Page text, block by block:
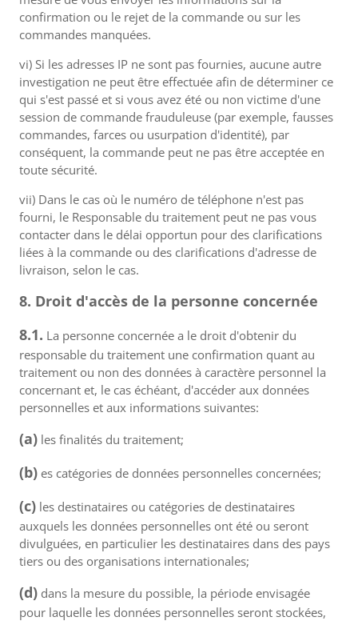
confirmation ou le rejet de la commande ou sur les
commandes manquées.
vi) Si les adresses IP ne sont pas fournies, aucune autre
investigation ne peut être effectuée afin de déterminer ce
qui s'est passé et si vous avez été ou non victime d'une
session de commande frauduleuse (par exemple, fausses
commandes, farces ou usurpation d'identité), par
conséquent, la commande peut ne pas être acceptée en
toute sécurité.
vii) Dans le cas où le numéro de téléphone n'est pas
fourni, le Responsable du traitement peut ne pas vous
contacter dans le délai opportun pour des clarifications
liées à la commande ou des clarifications d'adresse de
livraison, selon le cas.
8. Droit d'accès de la personne concernée
8.1. La personne concernée a le droit d'obtenir du
responsable du traitement une confirmation quant au
traitement ou non des données à caractère personnel la
concernant et, le cas échéant, d'accéder aux données
personnelles et aux informations suivantes:
(a) les finalités du traitement;
(b) es catégories de données personnelles concernées;
(c) les destinataires ou catégories de destinataires
auxquels les données personnelles ont été ou seront
divulguées, en particulier les destinataires dans des pays
tiers ou des organisations internationales;
(d) dans la mesure du possible, la période envisagée
pour laquelle les données personnelles seront stockées,